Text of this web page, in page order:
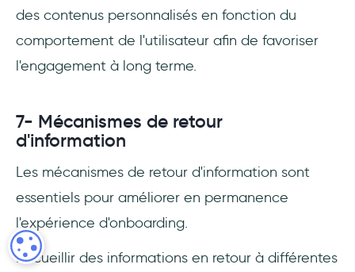
des contenus personnalisés en fonction du
comportement de l'utilisateur afin de favoriser
l'engagement à long terme.
7- Mécanismes de retour
d'information
Les mécanismes de retour d'information sont
essentiels pour améliorer en permanence
l'expérience d'onboarding.
Recueillir des informations en retour à différentes